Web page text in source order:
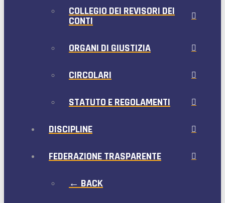
COLLEGIO DEI REVISORI DEI
CONTI
ORGANI DI GIUSTIZIA
CIRCOLARI
STATUTO E REGOLAMENTI
DISCIPLINE
FEDERAZIONE TRASPARENTE
← BACK